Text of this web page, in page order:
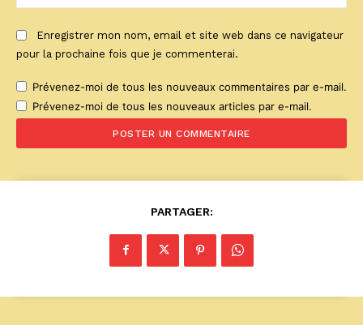
:
Enregistrer mon nom, email et site web dans ce navigateur
pour la prochaine fois que je commenterai.
Prévenez-moi de tous les nouveaux commentaires par e-mail.
Prévenez-moi de tous les nouveaux articles par e-mail.
PARTAGER: